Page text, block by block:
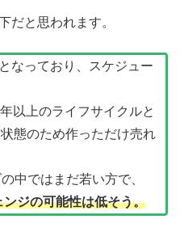
だと思われます。
なっており、スケジュー
以上のライフサイクルと
態のため作っただけ売れ
中ではまだ若い方で、
ジの可能性は低そう。